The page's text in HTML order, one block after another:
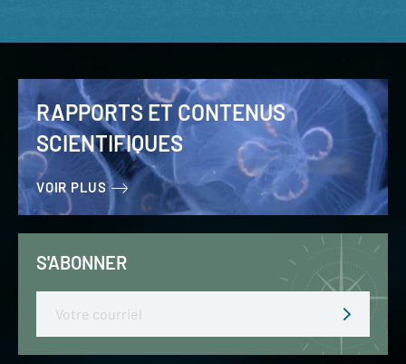
RAPPORTS ET CONTENUS
SCIENTIFIQUES
VOIR PLUS
S'ABONNER